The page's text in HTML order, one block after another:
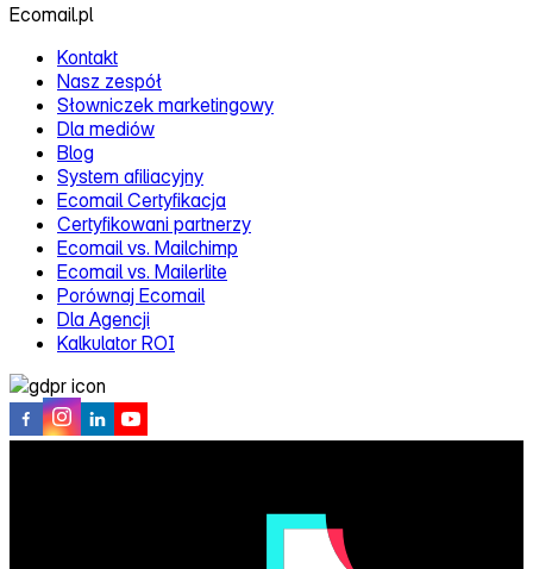
Ecomail.pl
Kontakt
Nasz zespół
Słowniczek marketingowy
Dla mediów
Blog
System afiliacyjny
Ecomail Certyfikacja
Certyfikowani partnerzy
Ecomail vs. Mailchimp
Ecomail vs. Mailerlite
Porównaj Ecomail
Dla Agencji
Kalkulator ROI